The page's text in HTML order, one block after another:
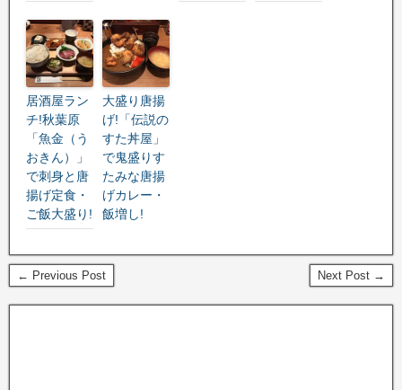
居酒屋ラン
チ!秋葉原
「魚金（う
おきん）」
で刺身と唐
揚げ定食・
ご飯大盛り!
大盛り唐揚
げ!「伝説の
すた丼屋」
で鬼盛りす
たみな唐揚
げカレー・
飯増し!
← Previous Post Next Post →